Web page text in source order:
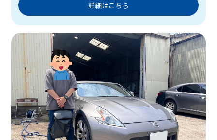
詳細はこちら